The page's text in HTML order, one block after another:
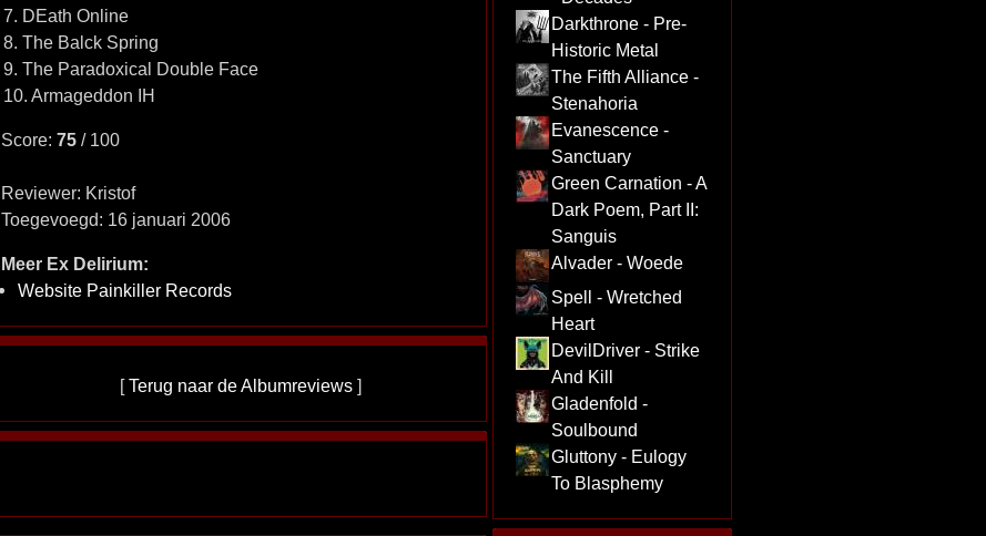
7. DEath Online
8. The Balck Spring
9. The Paradoxical Double Face
10. Armageddon IH
Score: 75/ 100
Reviewer: Kristof
Toegevoegd: 16 januari 2006
Meer Ex Delirium:
Website Painkiller Records
[Terug naar de Albumreviews ]
Darkthrone - Pre-
Historic Metal
The Fifth Alliance -
Stenahoria
Evanescence -
Sanctuary
Green Carnation - A
Dark Poem, Part II:
Sanguis
Alvader - Woede
Spell - Wretched
Heart
DevilDriver - Strike
And Kill
Gladenfold -
Soulbound
Gluttony - Eulogy
To Blasphemy